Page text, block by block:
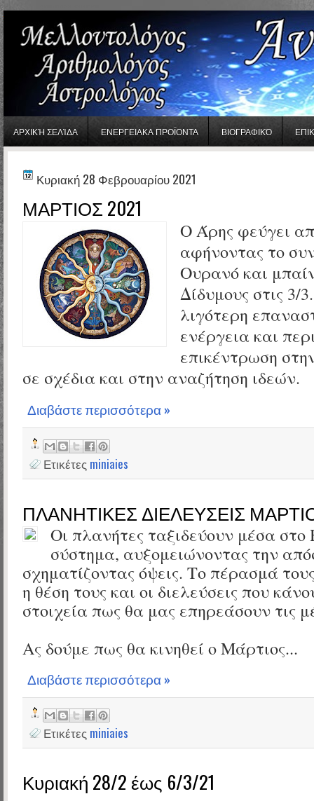
ΑΡΧΙΚΉ ΣΕΛΊΔΑ ΕΝΕΡΓΕΙΑΚΑ ΠΡΟΪΟΝΤΑ ΒΙΟΓΡΑΦΙΚΌ
Κυριακή 28 Φεβρουαρίου 2021
ΜΑΡΤΙΟΣ 2021
Ο Άρης φεύγει
αφήνοντας το
Ουρανό και
Δίδυμους στις 3/
λιγότερη
ενέργεια και
επικέντρωση
σε σχέδια και στην αναζήτηση ιδεών.
Διαβάστε περισσότερα »
Ετικέτες miniaies
ΠΛΑΝΗΤΙΚΕΣ ΔΙΕΛΕΥΣΕΙΣ
Οι πλανήτες ταξιδεύουν μέσα στο
σύστημα, αυξομειώνοντας την
σχηματίζοντας όψεις. Το πέρασμά
η θέση τους και οι διελεύσεις που
στοιχεία πως θα μας επηρεάσουν τις
Ας δούμε πως θα κινηθεί ο Μάρτιος...
Διαβάστε περισσότερα »
Ετικέτες miniaies
Κυριακή 28/2 έως 6/3/21